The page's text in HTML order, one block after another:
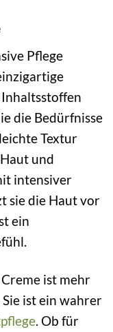
Pflege
die Bedürfnisse
Textur
und
intensiver
sie die Haut vor
ein
ist mehr
ist ein wahrer
. Ob für